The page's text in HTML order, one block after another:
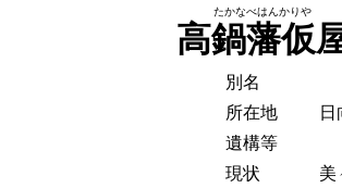
高鍋藩仮
別名
所在地
遺構等
現状
美
たかなべはんかりや